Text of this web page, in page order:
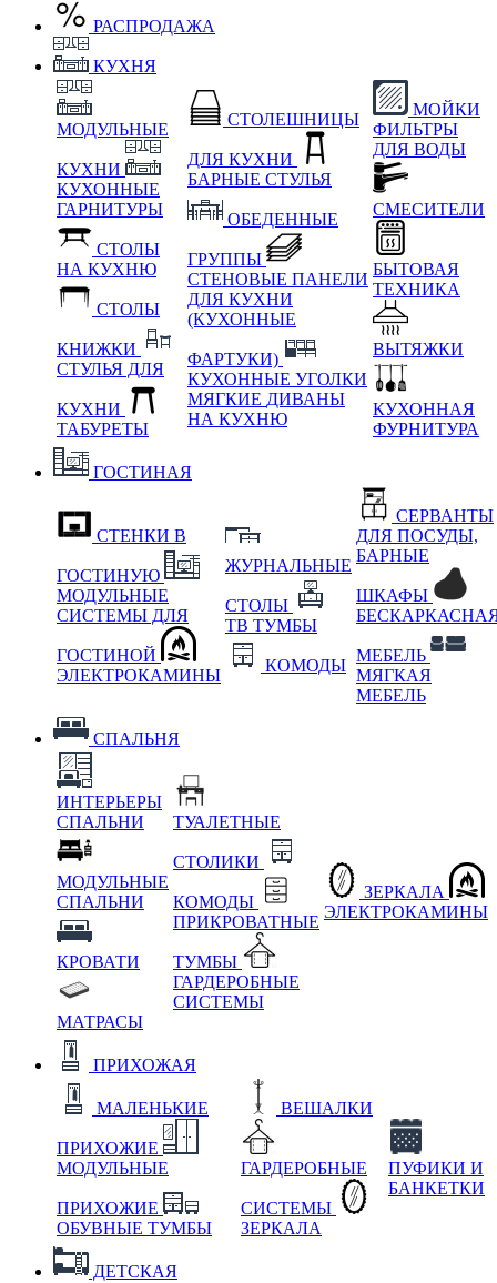
РАСПРОДАЖА
КУХНЯ
МОДУЛЬНЫЕ
КУХНИ
КУХОННЫЕ
ГАРНИТУРЫ
СТОЛЫ
НА КУХНЮ
СТОЛЫ
КНИЖКИ
СТУЛЬЯ ДЛЯ
КУХНИ
ТАБУРЕТЫ
СТОЛЕШНИЦЫ
ДЛЯ КУХНИ
БАРНЫЕ СТУЛЬЯ
ОБЕДЕННЫЕ
ГРУППЫ
СТЕНОВЫЕ ПАНЕЛИ
ДЛЯ КУХНИ
(КУХОННЫЕ
ФАРТУКИ)
КУХОННЫЕ УГОЛКИ
МЯГКИЕ ДИВАНЫ
НА КУХНЮ
МОЙКИ
ФИЛЬТРЫ
ДЛЯ ВОДЫ
СМЕСИТЕЛИ
БЫТОВАЯ
ТЕХНИКА
ВЫТЯЖКИ
КУХОННАЯ
ФУРНИТУРА
ГОСТИНАЯ
СТЕНКИ В
ГОСТИНУЮ
МОДУЛЬНЫЕ
СИСТЕМЫ ДЛЯ
ГОСТИНОЙ
ЭЛЕКТРОКАМИНЫ
ЖУРНАЛЬНЫЕ
СТОЛЫ
ТВ ТУМБЫ
КОМОДЫ
СЕРВАНТЫ
ДЛЯ ПОСУДЫ,
БАРНЫЕ
ШКАФЫ
МЕБЕЛЬ
МЯГКАЯ
МЕБЕЛЬ
СПАЛЬНЯ
ИНТЕРЬЕРЫ
СПАЛЬНИ
МОДУЛЬНЫЕ
СПАЛЬНИ
КРОВАТИ
МАТРАСЫ
ТУАЛЕТНЫЕ
СТОЛИКИ
КОМОДЫ
ПРИКРОВАТНЫЕ
ТУМБЫ
ГАРДЕРОБНЫЕ
СИСТЕМЫ
ЗЕРКАЛА
ЭЛЕКТРОКАМИНЫ
ПРИХОЖАЯ
МАЛЕНЬКИЕ
ПРИХОЖИЕ
МОДУЛЬНЫЕ
ПРИХОЖИЕ
ОБУВНЫЕ ТУМБЫ
ВЕШАЛКИ
ГАРДЕРОБНЫЕ
СИСТЕМЫ
ЗЕРКАЛА
ПУФИКИ И
БАНКЕТКИ
ДЕТСКАЯ